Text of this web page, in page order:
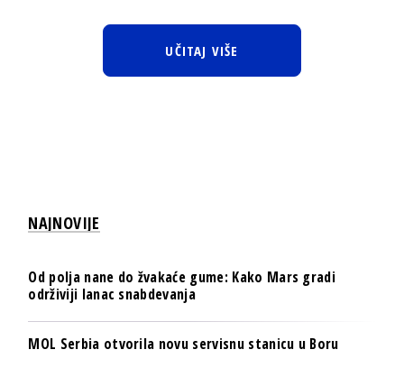
UČITAJ VIŠE
NAJNOVIJE
Od polja nane do žvakaće gume: Kako Mars gradi
održiviji lanac snabdevanja
MOL Serbia otvorila novu servisnu stanicu u Boru